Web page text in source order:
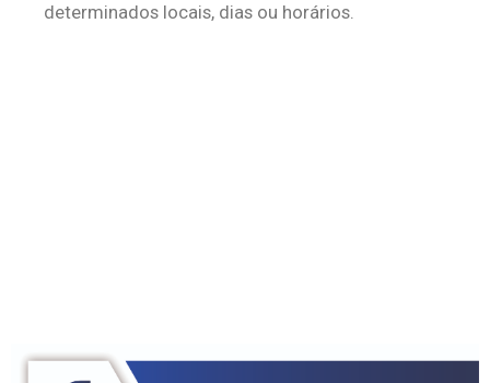
determinados locais, dias ou horários.